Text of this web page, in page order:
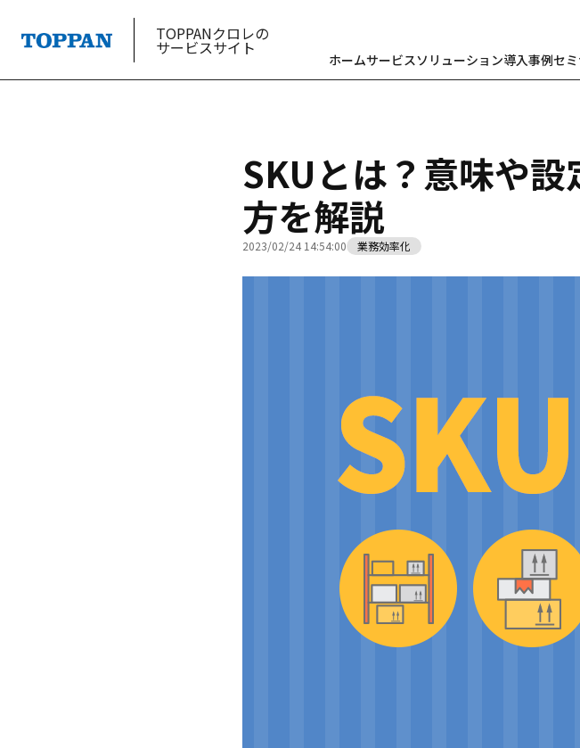
TOPPANクロレの
サービスサイト
ホームサービスソリューション導入事例セ
SKUとは？意味や
方を解説
2023/02/24 14:54:00 業務効率化